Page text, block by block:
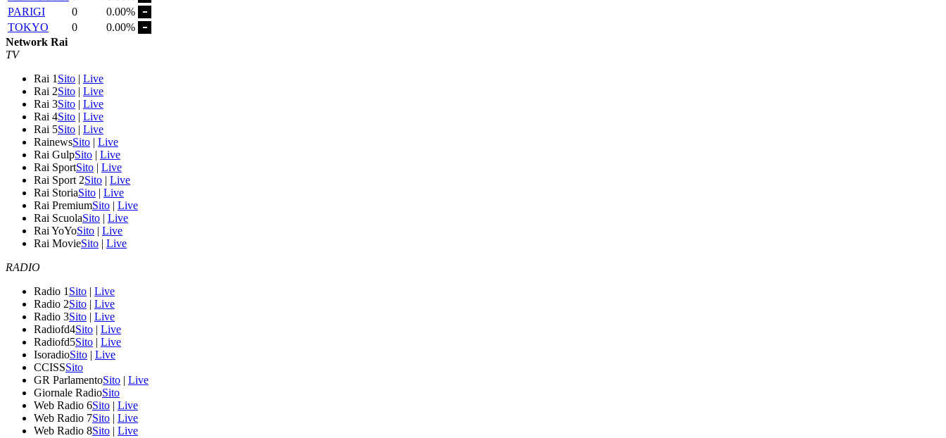
PARIGI
0
0.00%
TOKYO
0
0.00%
Network Rai
TV
Rai 1 Sito | Live
Rai 2Sito | Live
Rai 3Sito | Live
Rai 4Sito | Live
Rai 5Sito | Live
RainewsSito | Live
Rai GulpSito | Live
Rai SportSito | Live
Rai Sport 2Sito | Live
Rai StoriaSito | Live
Rai PremiumSito | Live
Rai ScuolaSito | Live
Rai YoYoSito | Live
Rai MovieSito | Live
RADIO
Radio 1 Sito | Live
Radio 2Sito | Live
Radio 3Sito | Live
Radiofd4Sito | Live
Radiofd5Sito | Live
IsoradioSito | Live
CCISSSito
GR ParlamentoSito | Live
Giornale RadioSito
Web Radio 6Sito | Live
Web Radio 7Sito | Live
Web Radio 8Sito | Live